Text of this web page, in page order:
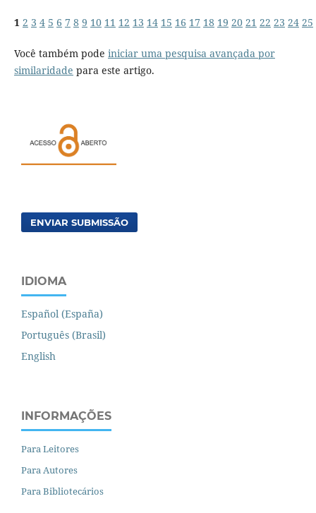
1 2 3 4 5 6 7 8 9 10 11 12 13 14 15 16 17 18 19 20 21 22 23 24 25
Você também pode iniciar uma pesquisa avançada por
similaridade para este artigo.
ENVIAR SUBMISSÃO
IDIOMA
Español (España)
Português (Brasil)
English
INFORMAÇÕES
Para Leitores
Para Autores
Para Bibliotecários